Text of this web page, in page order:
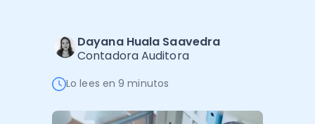
Software Factura y Administración
Autores
Dayana Huala Saavedra
Contadora Auditora
Lo lees en 9 minutos